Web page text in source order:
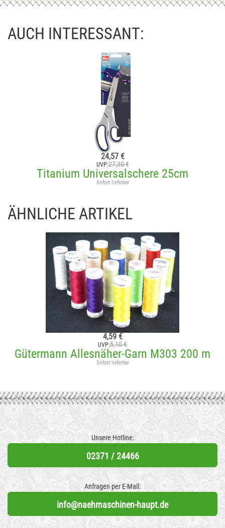
AUCH INTERESSANT:
24,57 €
UVP:27,30 €
Titanium Universalschere 25cm
Sofort lieferbar
ÄHNLICHE ARTIKEL
4,59 €
UVP:5,10 €
Gütermann Allesnäher-Garn M303 200 m
Sofort lieferbar
Unsere Hotline:
02371 / 24466
Anfragen per E-Mail:
info@naehmaschinen-haupt.de